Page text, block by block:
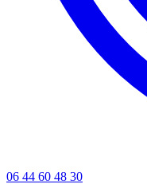
06 44 60 48 30